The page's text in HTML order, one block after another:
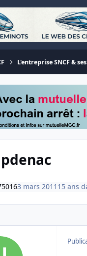
L'entreprise SNCF &
3 mars 2011 15 ans